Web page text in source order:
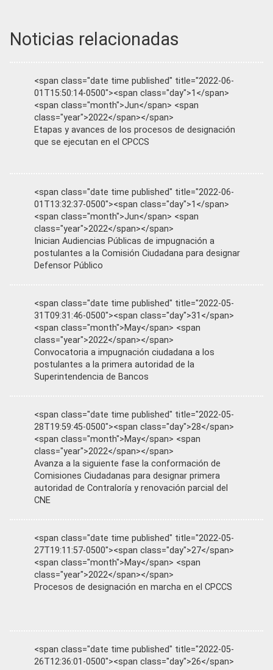
Noticias relacionadas
<span class="date time published" title="2022-06-
01T15:50:14-0500"><span class="day">1</span>
<span class="month">Jun</span> <span
class="year">2022</span></span>
Etapas y avances de los procesos de designación
que se ejecutan en el CPCCS
<span class="date time published" title="2022-06-
01T13:32:37-0500"><span class="day">1</span>
<span class="month">Jun</span> <span
class="year">2022</span></span>
Inician Audiencias Públicas de impugnación a
postulantes a la Comisión Ciudadana para designar
Defensor Público
<span class="date time published" title="2022-05-
31T09:31:46-0500"><span class="day">31</span>
<span class="month">May</span> <span
class="year">2022</span></span>
Convocatoria a impugnación ciudadana a los
postulantes a la primera autoridad de la
Superintendencia de Bancos
<span class="date time published" title="2022-05-
28T19:59:45-0500"><span class="day">28</span>
<span class="month">May</span> <span
class="year">2022</span></span>
Avanza a la siguiente fase la conformación de
Comisiones Ciudadanas para designar primera
autoridad de Contraloría y renovación parcial del
CNE
<span class="date time published" title="2022-05-
27T19:11:57-0500"><span class="day">27</span>
<span class="month">May</span> <span
class="year">2022</span></span>
Procesos de designación en marcha en el CPCCS
<span class="date time published" title="2022-05-
26T12:36:01-0500"><span class="day">26</span>